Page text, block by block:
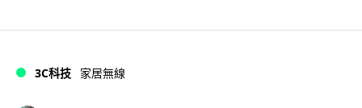
3C科技 家居無線